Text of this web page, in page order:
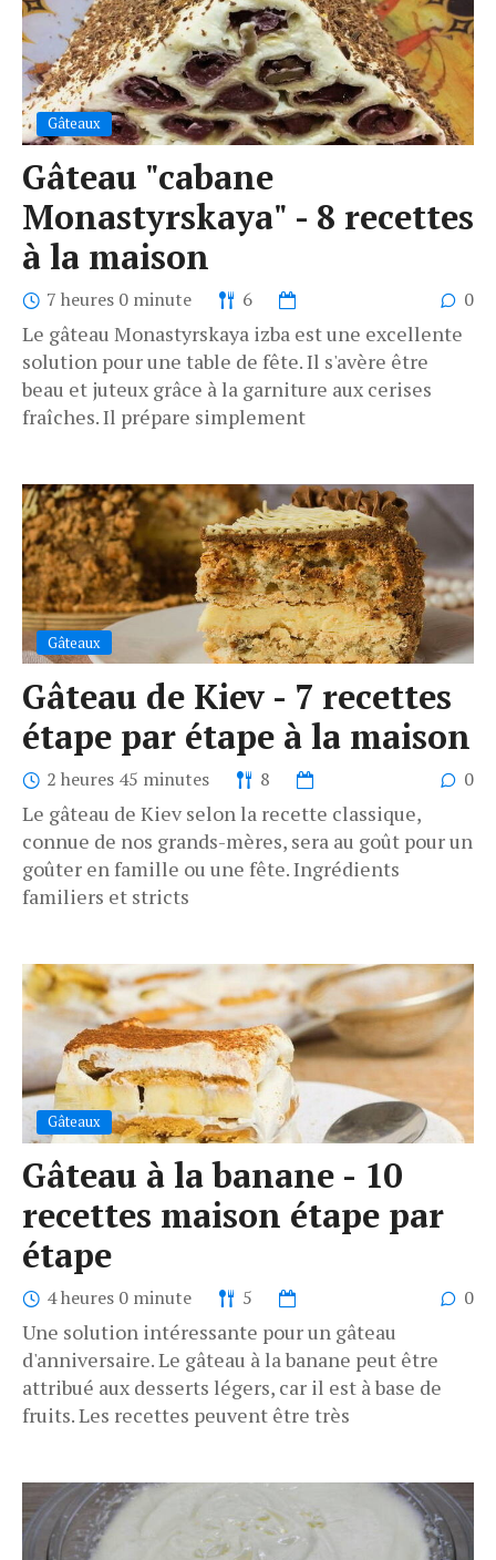
Gâteaux
Gâteau "cabane
Monastyrskaya" - 8 recettes
à la maison
7 heures 0 minute 6 0
Le gâteau Monastyrskaya izba est une excellente
solution pour une table de fête. Il s'avère être
beau et juteux grâce à la garniture aux cerises
fraîches. Il prépare simplement
Gâteaux
Gâteau de Kiev - 7 recettes
étape par étape à la maison
2 heures 45 minutes 8 0
Le gâteau de Kiev selon la recette classique,
connue de nos grands-mères, sera au goût pour un
goûter en famille ou une fête. Ingrédients
familiers et stricts
Gâteaux
Gâteau à la banane - 10
recettes maison étape par
étape
4 heures 0 minute 5 0
Une solution intéressante pour un gâteau
d'anniversaire. Le gâteau à la banane peut être
attribué aux desserts légers, car il est à base de
fruits. Les recettes peuvent être très